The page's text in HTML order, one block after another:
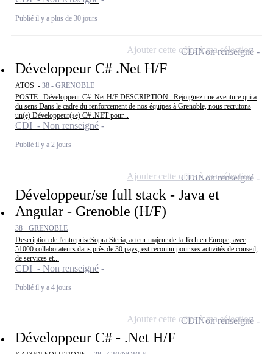
Publié il y a plus de 30 jours
Développeur C# .Net H/F
ATOS - 38 - GRENOBLE
POSTE : Développeur C# .Net H/F DESCRIPTION : Rejoignez une aventure qui a
du sens Dans le cadre du renforcement de nos équipes à Grenoble, nous recrutons
un(e) Développeur(se) C# .NET pour...
CDI - Non renseigné
Publié il y a 2 jours
CDINon renseigné
Ajouter cette offre à ma sélection
Développeur/se full stack - Java et
Angular - Grenoble (H/F)
38 - GRENOBLE
Description de l'entrepriseSopra Steria, acteur majeur de la Tech en Europe, avec
51000 collaborateurs dans près de 30 pays, est reconnu pour ses activités de conseil,
de services et...
CDI - Non renseigné
Publié il y a 4 jours
CDINon renseigné
Ajouter cette offre à ma sélection
Développeur C# - .Net H/F
CDINon renseigné
Ajouter cette offre à ma sélection